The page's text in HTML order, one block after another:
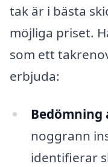
tak är i bästa
möjliga priset.
som ett
erbjuda:
Bedömning
noggrann
identifierar